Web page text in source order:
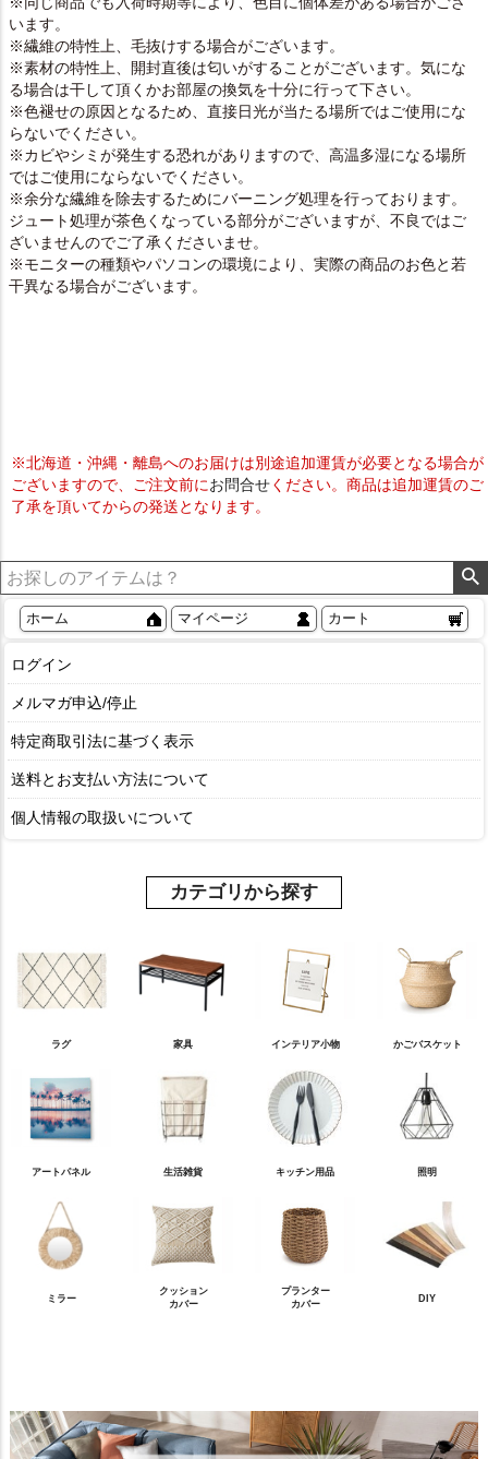
います。
※繊維の特性上、毛抜けする場合がございます。
※素材の特性上、開封直後は匂いがすることがございます。気にな
る場合は干して頂くかお部屋の換気を十分に行って下さい。
※色褪せの原因となるため、直接日光が当たる場所ではご使用にな
らないでください。
※カビやシミが発生する恐れがありますので、高温多湿になる場所
ではご使用にならないでください。
※余分な繊維を除去するためにバーニング処理を行っております。
ジュート処理が茶色くなっている部分がございますが、不良ではご
ざいませんのでご了承くださいませ。
※モニターの種類やパソコンの環境により、実際の商品のお色と若
干異なる場合がございます。
※北海道・沖縄・離島へのお届けは別途追加運賃が必要となる場合が
ございますので、ご注文前にお問合せください。商品は追加運賃のご
了承を頂いてからの発送となります。
ホーム マイページ カート
ログイン
メルマガ申込/停止
特定商取引法に基づく表示
送料とお支払い方法について
個人情報の取扱いについて
カテゴリから探す
ラグ 家具 インテリア小物 かごバスケット
アートパネル 生活雑貨 キッチン用品 照明
ミラー
クッション
カバー
プランター
カバー
DIY